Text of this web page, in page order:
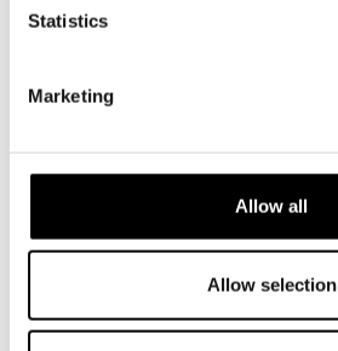
Statistics
Marketing
Allow all
Allow selection
Norra esplanaden 2
Frågor & svar
Register- och dataskyddsbeskrivning